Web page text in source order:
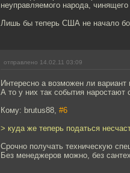
неуправляемого народа,
Лишь бы теперь США не начало
отправлено 14.02.11 03:09
Интересно а возможен ли вариант
А то у них так события наростают
Кому: brutus88, #6
> куда же теперь податься
Срочно получать техническую
Без менеджеров можно, без